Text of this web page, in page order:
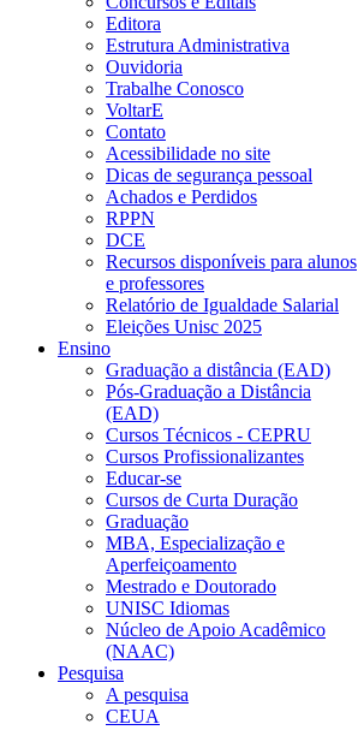
Editora
Estrutura Administrativa
Ouvidoria
Trabalhe Conosco
VoltarE
Contato
Acessibilidade no site
Dicas de segurança pessoal
Achados e Perdidos
RPPN
DCE
Recursos disponíveis para alunos
e professores
Relatório de Igualdade Salarial
Eleições Unisc 2025
Ensino
Graduação a distância (EAD)
Pós-Graduação a Distância
(EAD)
Cursos Técnicos - CEPRU
Cursos Profissionalizantes
Educar-se
Cursos de Curta Duração
Graduação
MBA, Especialização e
Aperfeiçoamento
Mestrado e Doutorado
UNISC Idiomas
Núcleo de Apoio Acadêmico
(NAAC)
Pesquisa
A pesquisa
CEUA